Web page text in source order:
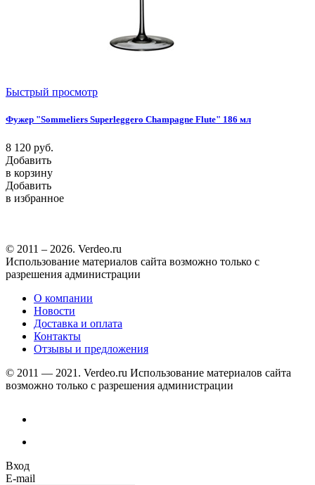
Быстрый просмотр
Фужер "Sommeliers Superleggero Champagne Flute" 186 мл
8 120 руб.
Добавить
в корзину
Добавить
в избранное
© 2011 – 2026. Verdeo.ru
Использование материалов сайта возможно только с
разрешения администрации
О компании
Новости
Доставка и оплата
Контакты
Отзывы и предложения
© 2011 — 2021. Verdeo.ru Использование материалов сайта
возможно только с разрешения администрации
Вход
E-mail